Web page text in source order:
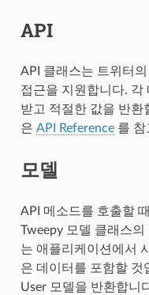
API
API 클래스는 트위터
접근을 지원합니다. 각
받고 적절한 값을 반환
은 API Reference를 참
모델
API 메소드를 호출할
Tweepy 모델 클래스의
는 애플리케이션에서
은 데이터를 포함할 것
User 모델을 반환합니